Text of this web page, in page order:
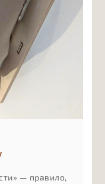
— правило,